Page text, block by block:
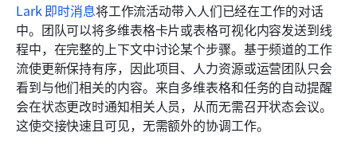
Lark 即时消息将工作流活动带入人们已经在工作的对话
中。团队可以将多维表格卡片或表格可视化内容发送到线
程中，在完整的上下文中讨论某个步骤。基于频道的工作
流使更新保持有序，因此项目、人力资源或运营团队只会
看到与他们相关的内容。来自多维表格和任务的自动提醒
会在状态更改时通知相关人员，从而无需召开状态会议。
这使交接快速且可见，无需额外的协调工作。